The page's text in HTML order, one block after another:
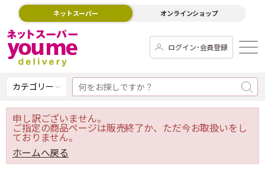
ネットスーパー オンラインショップ
ログイン･会員登録
カテゴリー
申し訳ございません。
ご指定の商品ページは販売終了か、ただ今お取扱いをし
ておりません。
ホームへ戻る